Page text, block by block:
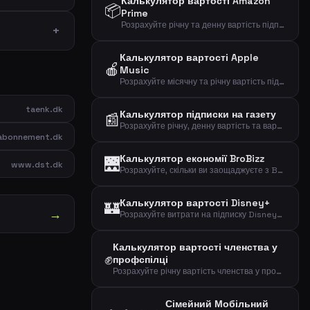
taenk.dk
www.dst.dk
→
📦Prime
Розрахуйте річну та денну вартість підписки на Amazon Prime Video.
🍎
Калькулятор вартості Apple
Music
Розрахуйте місячну та річну вартість підписки на Apple Music.
📰Калькулятор підписки на газету
Розрахуйте річну, денну вартість та вартість за статтю для підписки на газету.
🌉Калькулятор економії BroBizz
Розрахуйте, скільки ви заощаджуєте з BroBizz порівняно з повною ціною за поїздку.
🏰Калькулятор вартості Disney+
Розрахуйте витрати на підписку Disney+ за типом плану, щоб знайти місячні, річні та денні витрати на стримінг.
✊
Калькулятор вартості членства у
профспілці
Розрахуйте річну вартість членства у профспілці та ефективну вартість після податкового вирахування.
Сімейний Мобільний